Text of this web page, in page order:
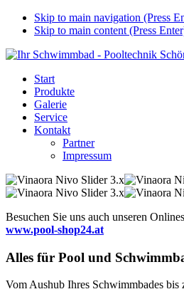
Skip to main navigation (Press
Skip to main content (Press
Start
Produkte
Galerie
Service
Kontakt
Partner
Impressum
Besuchen Sie uns auch unseren
www.pool-shop24.at
Alles für Pool und
Vom Aushub Ihres Schwimmbades